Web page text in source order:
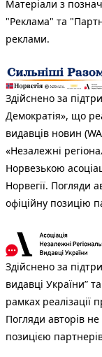
Матеріали з
"Реклама" та
реклами.
Здійснено за
Демократія», що
видавців новин
«Незалежні
Норвезькою
Норвегії. Погляди
офіційну позицію
Здійснено за
видавці України”
рамках реалізації
Погляди авторів
позицією